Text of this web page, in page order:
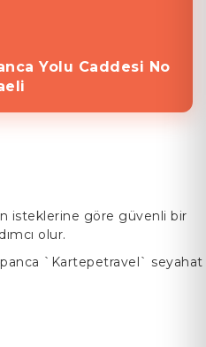
Yolu Caddesi No
isteklerine göre güvenli bir
olur.
`Kartepetravel` seyahat